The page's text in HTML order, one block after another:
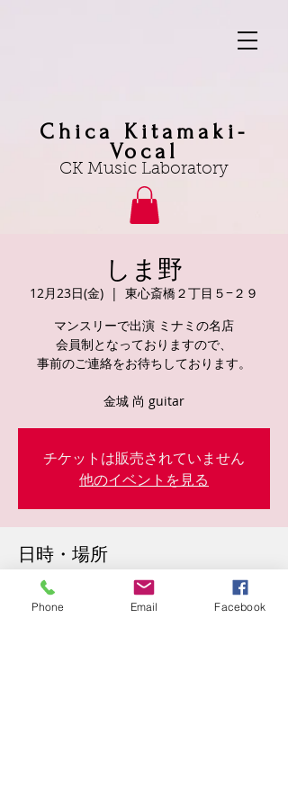
Chica Kitamaki-
Vocal
CK Music Laboratory
しま野
12月23日(金)
  |
東心斎橋２丁目５−２９
マンスリーで出演 ミナミの名店
会員制となっておりますので、
事前のご連絡をお待ちしております。
チケットは販売されていません
他のイベントを見る
日時・場所
2022年12月23日 20:30
東心斎橋２丁目５−２９, 日本、〒542-0083
Phone Email Facebook